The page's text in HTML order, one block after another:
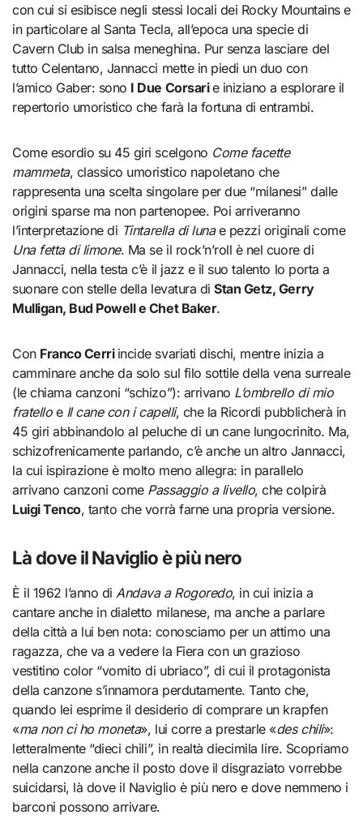
con cui si esibisce negli stessi locali dei Rocky Mountains e
in particolare al Santa Tecla, all’epoca una specie di
Cavern Club in salsa meneghina. Pur senza lasciare del
tutto Celentano, Jannacci mette in piedi un duo con
l’amico Gaber: sono I Due Corsarie iniziano a esplorare il
repertorio umoristico che farà la fortuna di entrambi.
Come esordio su 45 giri scelgono Come facette
mammeta, classico umoristico napoletano che
rappresenta una scelta singolare per due “milanesi” dalle
origini sparse ma non partenopee. Poi arriveranno
l’interpretazione di Tintarella di lunae pezzi originali come
Una fetta di limone. Ma se il rock’n’roll è nel cuore di
Jannacci, nella testa c’è il jazz e il suo talento lo porta a
suonare con stelle della levatura diStan Getz, Gerry
Mulligan, Bud Powell e Chet Baker.
Con Franco Cerri incide svariati dischi, mentre inizia a
camminare anche da solo sul filo sottile della vena surreale
(le chiama canzoni “schizo”): arrivano L’ombrello di mio
fratelloe Il cane con i capelli, che la Ricordi pubblicherà in
45 giri abbinandolo al peluche di un cane lungocrinito. Ma,
schizofrenicamente parlando, c’è anche un altro Jannacci,
la cui ispirazione è molto meno allegra: in parallelo
arrivano canzoni come Passaggio a livello, che colpirà
Luigi Tenco, tanto che vorrà farne una propria versione.
Là dove il Naviglio è più nero
È il 1962 l’anno diAndava a Rogoredo, in cui inizia a
cantare anche in dialetto milanese, ma anche a parlare
della città a lui ben nota: conosciamo per un attimo una
ragazza, che va a vedere la Fiera con un grazioso
vestitino color “vomito di ubriaco”, di cui il protagonista
della canzone s’innamora perdutamente. Tanto che,
quando lei esprime il desiderio di comprare un krapfen
«ma non ci ho moneta», lui corre a prestarle «des chili»:
letteralmente “dieci chili”, in realtà diecimila lire. Scopriamo
nella canzone anche il posto dove il disgraziato vorrebbe
suicidarsi, là dove il Naviglio è più nero e dove nemmeno i
barconi possono arrivare.